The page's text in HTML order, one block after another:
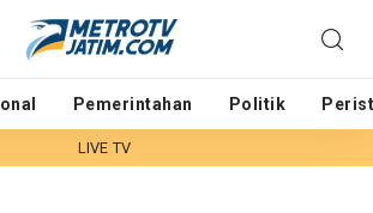
Pemerintahan Politik
LIVE TV